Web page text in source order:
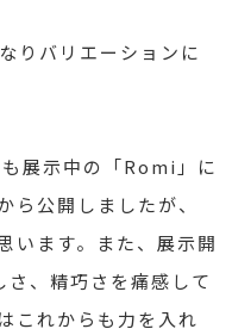
りバリエーションに
展示中の「Romi」に
ら公開しましたが、
います。また、展示開
、精巧さを痛感して
これからも力を入れ